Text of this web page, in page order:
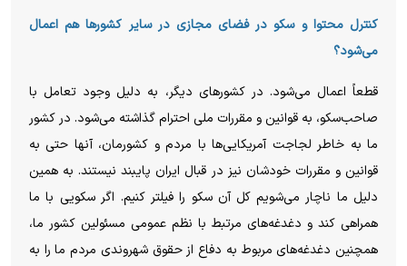
کنترل محتوا و سکو در فضای مجازی در سایر کشور‌ها هم اعمال
می‌شود؟
قطعاً اعمال می‌شود. در کشور‌های دیگر، به دلیل وجود تعامل با
صاحب‌سکو، به قوانین و مقررات ملی احترام گذاشته می‌شود. در کشور
ما به خاطر لجاجت آمریکایی‌ها با مردم و کشورمان، آنها حتی به
قوانین و مقررات خودشان نیز در قبال ایران پایبند نیستند. به همین
دلیل ما ناچار می‌شویم کل آن سکو را فیلتر کنیم. اگر سکویی با ما
همراهی کند و دغدغه‌های مرتبط با نظم عمومی مسئولین کشور ما،
همچنین دغدغه‌های مربوط به دفاع از حقوق شهروندی مردم ما را به